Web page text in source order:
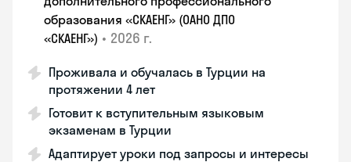
образования «СКАЕНГ» (ОАНО ДПО
«СКАЕНГ») • 2026 г.
Проживала и обучалась в Турции на
протяжении 4 лет
Готовит к вступительным языковым
экзаменам в Турции
Адаптирует уроки под запросы и интересы